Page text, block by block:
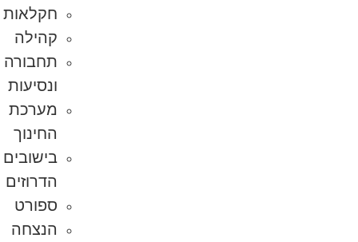
חקלאות
קהילה
תחבורה
ונסיעות
מערכת
החינוך
בישובים
הדרוזים
ספורט
הנצחה